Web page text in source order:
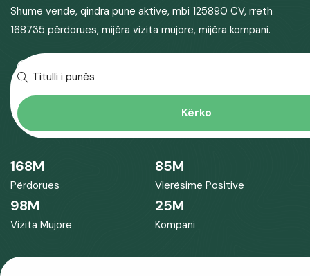
Shumë vende, qindra punë aktive, mbi 125890 CV, rreth
168735 përdorues, mijëra vizita mujore, mijëra kompani.
Kërko
168M
Përdorues
85M
Vlerësime Positive
98M
Vizita Mujore
25M
Kompani